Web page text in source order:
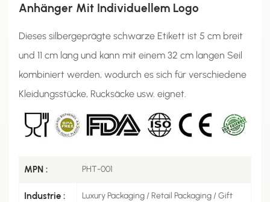
Anhänger Mit Individuellem Logo
Dieses silbergeprägte schwarze Etikett ist 5 cm breit
und 11 cm lang und kann mit einem 32 cm langen Seil
kombiniert werden, wodurch es sich für verschiedene
Kleidungsstücke, Rucksäcke usw. eignet.
MPN : PHT-001
Industrie : Luxury Packaging / Retail Packaging / Gift